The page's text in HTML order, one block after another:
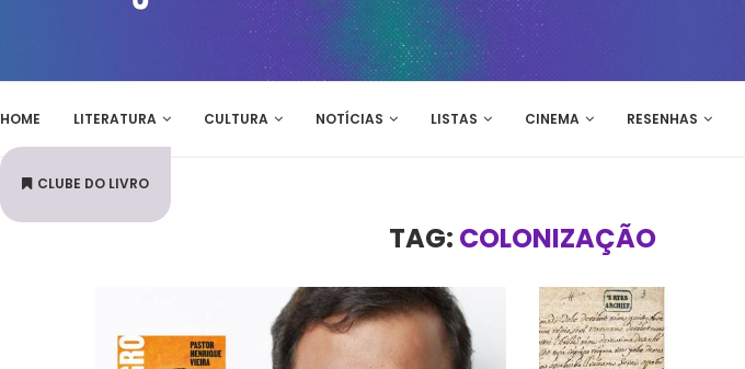
HOME LITERATURA CULTURA NOTÍCIAS LISTAS CINEMA RESENHAS
CLUBE DO LIVRO
TAG: COLONIZAÇÃO